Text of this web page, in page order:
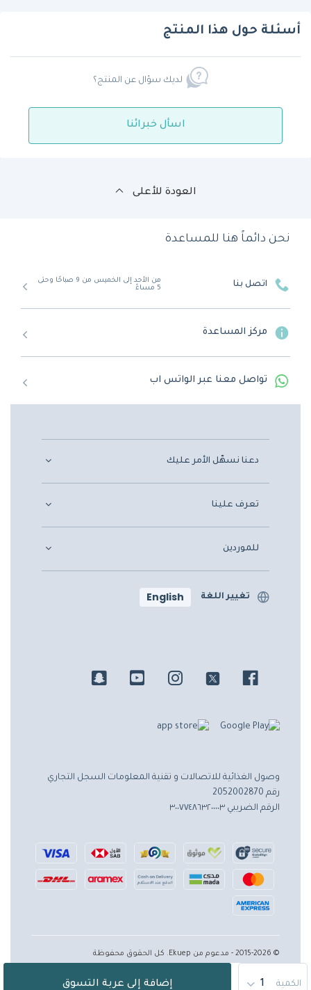
الكمية إضافة إلى عربة التسوق
أسئلة حول هذا المنتج
لديك سؤال عن المنتج؟
اسأل خبرائنا
العودة للأعلى
نحن دائماً هنا للمساعدة
اتصل بنا
من الأحد إلى الخميس من 9 صباحًا وحتى
5 مساءً
مركز المساعدة
تواصل معنا عبر الواتس اب
دعنا نسهّل الأمر عليك
تعرف علينا
للموردين
تغيير اللغة English
وصول الغذائية للاتصالات و تقنية المعلومات السجل التجاري
رقم 2052002870
الرقم الضريبي ٣٠٠٧٧٤٨٦٣٢٠٠٠٠٣
© 2015-2026 - مدعوم من Ekuep. كل الحقوق محفوظة